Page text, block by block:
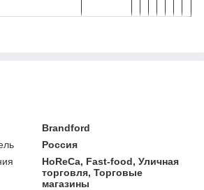
Brandford
Россия
HoReCa, Fast-food, Уличная
торговля, Торговые
магазины